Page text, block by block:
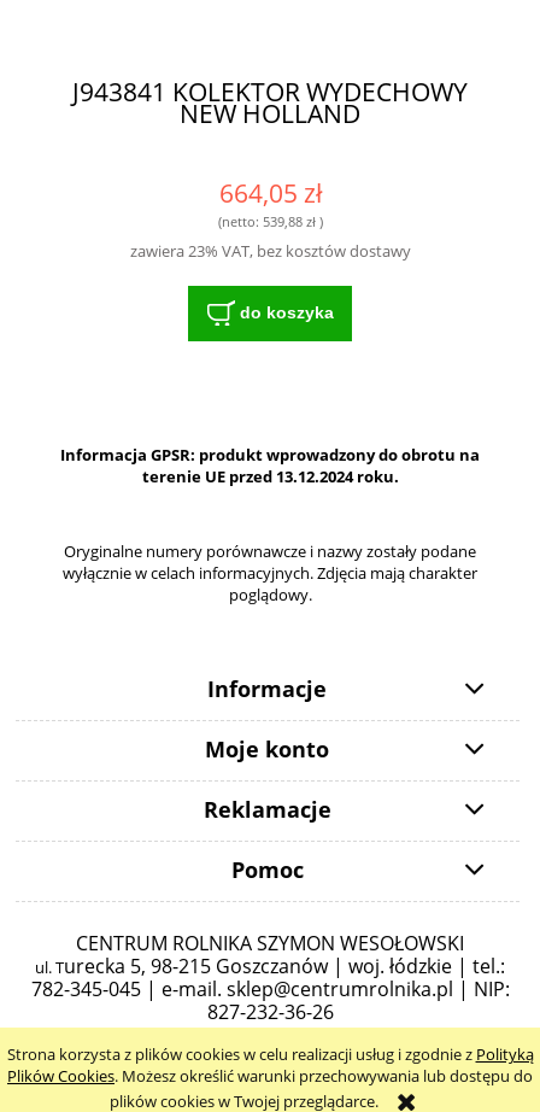
Strona korzysta z plików cookies w celu realizacji usług i zgodnie z Polityką
Plików Cookies. Możesz określić warunki przechowywania lub dostępu do
plików cookies w Twojej przeglądarce.
J943841 KOLEKTOR WYDECHOWY
NEW HOLLAND
664,05 zł
(netto: 539,88 zł)
zawiera 23% VAT, bez kosztów dostawy
do koszyka
Informacja GPSR: produkt wprowadzony do obrotu na
terenie UE przed 13.12.2024 roku.
Oryginalne numery porównawcze i nazwy zostały podane
wyłącznie w celach informacyjnych. Zdjęcia mają charakter
poglądowy.
Informacje
Moje konto
Reklamacje
Pomoc
CENTRUM ROLNIKA SZYMON WESOŁOWSKI
ul. Turecka 5, 98-215 Goszczanów | woj. łódzkie | tel.:
782-345-045 | e-mail. sklep@centrumrolnika.pl | NIP:
827-232-36-26
pokaż pełną wersję strony